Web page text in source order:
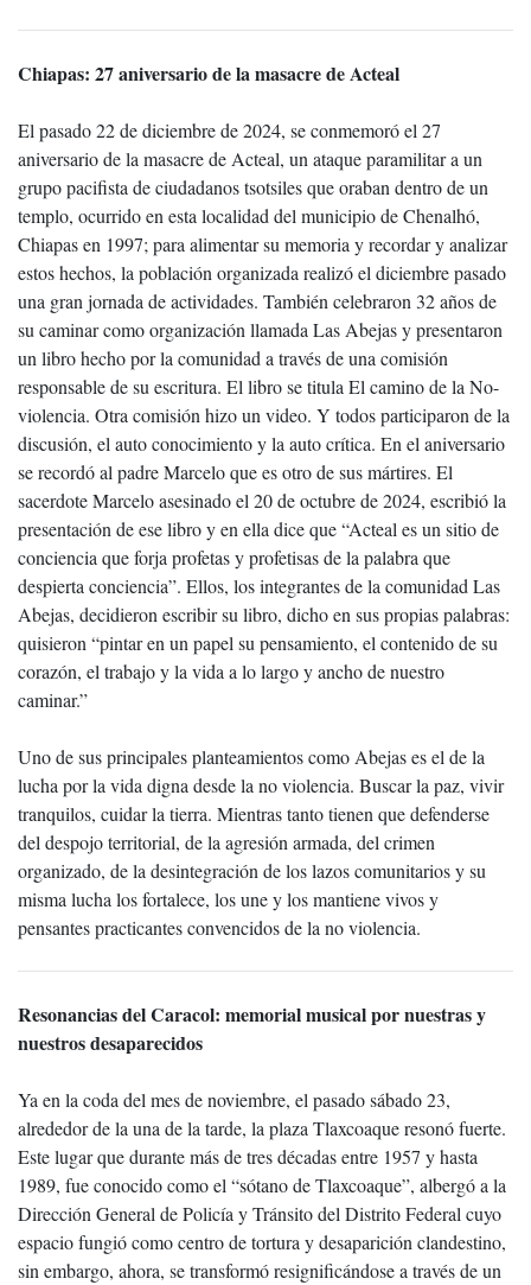
Chiapas: 27 aniversario de la masacre de Acteal
El pasado 22 de diciembre de 2024, se conmemoró el 27
aniversario de la masacre de Acteal, un ataque paramilitar a un
grupo pacifista de ciudadanos tsotsiles que oraban dentro de un
templo, ocurrido en esta localidad del municipio de Chenalhó,
Chiapas en 1997; para alimentar su memoria y recordar y analizar
estos hechos, la población organizada realizó el diciembre pasado
una gran jornada de actividades. También celebraron 32 años de
su caminar como organización llamada Las Abejas y presentaron
un libro hecho por la comunidad a través de una comisión
responsable de su escritura. El libro se titula El camino de la No-
violencia. Otra comisión hizo un video. Y todos participaron de la
discusión, el auto conocimiento y la auto crítica. En el aniversario
se recordó al padre Marcelo que es otro de sus mártires. El
sacerdote Marcelo asesinado el 20 de octubre de 2024, escribió la
presentación de ese libro y en ella dice que “Acteal es un sitio de
conciencia que forja profetas y profetisas de la palabra que
despierta conciencia”. Ellos, los integrantes de la comunidad Las
Abejas, decidieron escribir su libro, dicho en sus propias palabras:
quisieron “pintar en un papel su pensamiento, el contenido de su
corazón, el trabajo y la vida a lo largo y ancho de nuestro
caminar.”
Uno de sus principales planteamientos como Abejas es el de la
lucha por la vida digna desde la no violencia. Buscar la paz, vivir
tranquilos, cuidar la tierra. Mientras tanto tienen que defenderse
del despojo territorial, de la agresión armada, del crimen
organizado, de la desintegración de los lazos comunitarios y su
misma lucha los fortalece, los une y los mantiene vivos y
pensantes practicantes convencidos de la no violencia.
Resonancias del Caracol: memorial musical por nuestras y
nuestros desaparecidos
Ya en la coda del mes de noviembre, el pasado sábado 23,
alrededor de la una de la tarde, la plaza Tlaxcoaque resonó fuerte.
Este lugar que durante más de tres décadas entre 1957 y hasta
1989, fue conocido como el “sótano de Tlaxcoaque”, albergó a la
Dirección General de Policía y Tránsito del Distrito Federal cuyo
espacio fungió como centro de tortura y desaparición clandestino,
sin embargo, ahora, se transformó resignificándose a través de un